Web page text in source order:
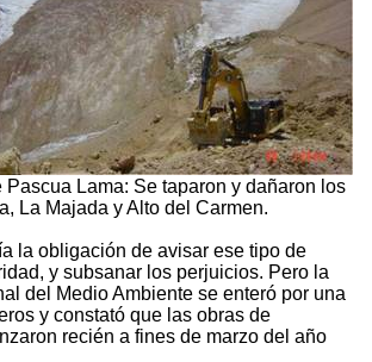
Pascua Lama: Se taparon y dañaron los
La Majada y Alto del Carmen.
la obligación de avisar ese tipo de
y subsanar los perjuicios. Pero la
del Medio Ambiente se enteró por una
y constató que las obras de
recién a fines de marzo del año